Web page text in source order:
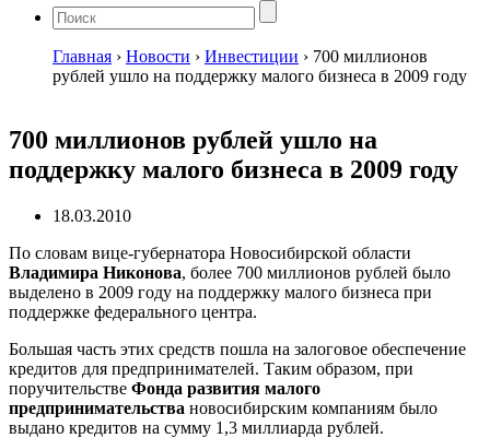
Главная › Новости › Инвестиции › 700 миллионов
рублей ушло на поддержку малого бизнеса в 2009 году
700 миллионов рублей ушло на
поддержку малого бизнеса в 2009 году
18.03.2010
По словам вице-губернатора Новосибирской области
Владимира Никонова, более 700 миллионов рублей было
выделено в 2009 году на поддержку малого бизнеса при
поддержке федерального центра.
Большая часть этих средств пошла на залоговое обеспечение
кредитов для предпринимателей. Таким образом, при
поручительстве Фонда развития малого
предпринимательства новосибирским компаниям было
выдано кредитов на сумму 1,3 миллиарда рублей.